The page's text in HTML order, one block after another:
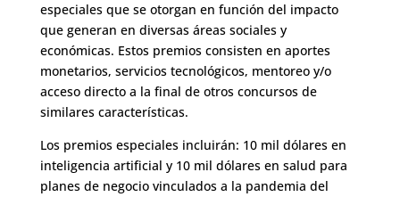
especiales que se otorgan en función del impacto
que generan en diversas áreas sociales y
económicas. Estos premios consisten en aportes
monetarios, servicios tecnológicos, mentoreo y/o
acceso directo a la final de otros concursos de
similares características.
Los premios especiales incluirán: 10 mil dólares en
inteligencia artificial y 10 mil dólares en salud para
planes de negocio vinculados a la pandemia del